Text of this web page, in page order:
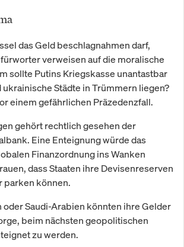
das Geld beschlagnahmen darf,
verweisen auf die moralische
sollte Putins Kriegskasse unantastbar
Städte in Trümmern liegen?
einem gefährlichen Präzedenzfall.
gehört rechtlich gesehen der
Eine Enteignung würde das
Finanzordnung ins Wanken
dass Staaten ihre Devisenreserven
parken können.
oder Saudi-Arabien könnten ihre Gelder
beim nächsten geopolitischen
zu werden.